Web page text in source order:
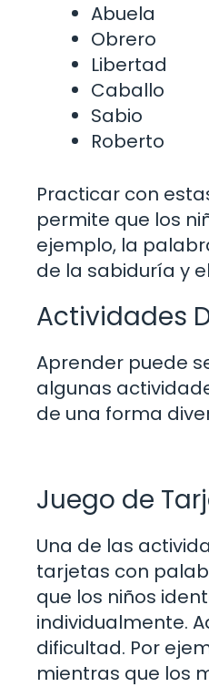
Abuela
Obrero
Libertad
Caballo
Sabio
Roberto
Practicar con
permite que los
ejemplo, la
de la sabiduría y
Actividades
Aprender puede
algunas
de una forma
Juego de
Una de las
tarjetas con
que los niños
individualmente.
dificultad. Por
mientras que los